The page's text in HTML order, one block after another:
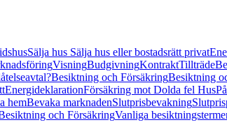
Sälja hus Sälja hus eller bostadsrätt privat
VisningBudgivningKontraktTillträde
Besiktning och FörsäkringBesiktning
EnergideklarationFörsäkring mot Dolda fel Hus
hemBevaka marknadenSlutprisbevakning
och FörsäkringVanliga